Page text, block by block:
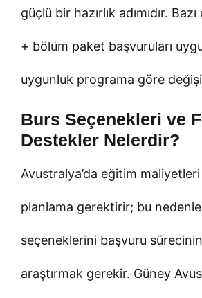
güçlü bir hazırlık adımıdır.
+ bölüm paket başvuruları
uygunluk programa göre
Burs Seçenekleri ve
Destekler Nelerdir?
Avustralya’da eğitim
planlama gerektirir; bu
seçeneklerini başvuru
araştırmak gerekir. Güney